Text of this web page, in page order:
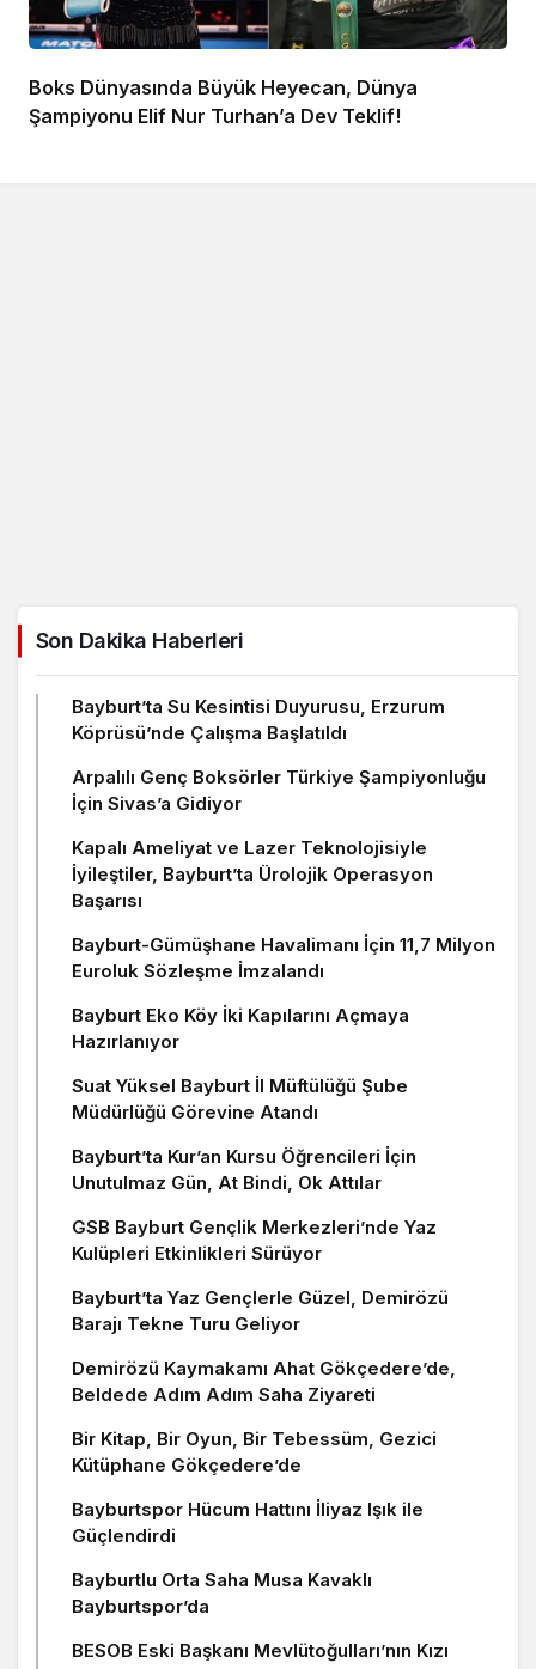
Boks Dünyasında Büyük Heyecan, Dünya
Şampiyonu Elif Nur Turhan’a Dev Teklif!
Son Dakika Haberleri
Bayburt’ta Su Kesintisi Duyurusu, Erzurum
Köprüsü’nde Çalışma Başlatıldı
Arpalılı Genç Boksörler Türkiye Şampiyonluğu
İçin Sivas’a Gidiyor
Kapalı Ameliyat ve Lazer Teknolojisiyle
İyileştiler, Bayburt’ta Ürolojik Operasyon
Başarısı
Bayburt-Gümüşhane Havalimanı İçin 11,7 Milyon
Euroluk Sözleşme İmzalandı
Bayburt Eko Köy İki Kapılarını Açmaya
Hazırlanıyor
Suat Yüksel Bayburt İl Müftülüğü Şube
Müdürlüğü Görevine Atandı
Bayburt’ta Kur’an Kursu Öğrencileri İçin
Unutulmaz Gün, At Bindi, Ok Attılar
GSB Bayburt Gençlik Merkezleri’nde Yaz
Kulüpleri Etkinlikleri Sürüyor
Bayburt’ta Yaz Gençlerle Güzel, Demirözü
Barajı Tekne Turu Geliyor
Demirözü Kaymakamı Ahat Gökçedere’de,
Beldede Adım Adım Saha Ziyareti
Bir Kitap, Bir Oyun, Bir Tebessüm, Gezici
Kütüphane Gökçedere’de
Bayburtspor Hücum Hattını İliyaz Işık ile
Güçlendirdi
Bayburtlu Orta Saha Musa Kavaklı
Bayburtspor’da
BESOB Eski Başkanı Mevlütoğulları’nın Kızı